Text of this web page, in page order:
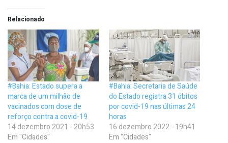
Relacionado
#Bahia: Estado supera a
marca de um milhão de
vacinados com dose de
reforço contra a covid-19
14 dezembro 2021 - 20h53
Em "Cidades"
#Bahia: Secretaria de Saúde
do Estado registra 31 óbitos
por covid-19 nas últimas 24
horas
16 dezembro 2022 - 19h41
Em "Cidades"